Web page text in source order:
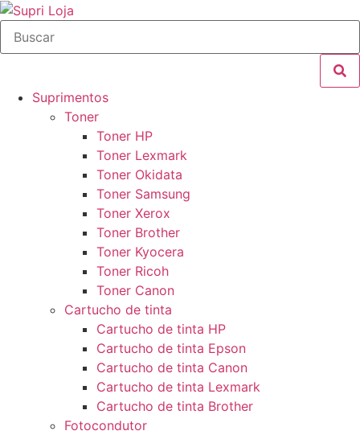
Suprimentos
Toner
Toner HP
Toner Lexmark
Toner Okidata
Toner Samsung
Toner Xerox
Toner Brother
Toner Kyocera
Toner Ricoh
Toner Canon
Cartucho de tinta
Cartucho de tinta HP
Cartucho de tinta Epson
Cartucho de tinta Canon
Cartucho de tinta Lexmark
Cartucho de tinta Brother
Fotocondutor